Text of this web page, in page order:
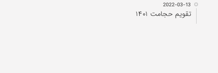
2022-03-13
تقویم حجامت ۱۴۰۱